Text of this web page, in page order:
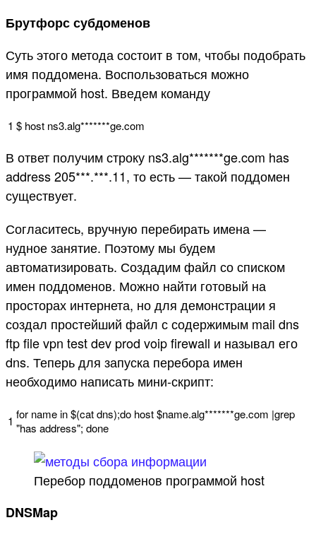
Брутфорс субдоменов
Суть этого метода состоит в том, чтобы подобрать
имя поддомена. Воспользоваться можно
программой host. Введем команду
1 $ host ns3.alg*******ge.com
В ответ получим строку ns3.alg*******ge.com has
address 205***.***.11, то есть — такой поддомен
существует.
Согласитесь, вручную перебирать имена —
нудное занятие. Поэтому мы будем
автоматизировать. Создадим файл со списком
имен поддоменов. Можно найти готовый на
просторах интернета, но для демонстрации я
создал простейший файл с содержимым mail dns
ftp file vpn test dev prod voip firewall и называл его
dns. Теперь для запуска перебора имен
необходимо написать мини-скрипт:
1 for namein$(catdns);do host$name.alg*******ge.com |grep
"has address"; done
Перебор поддоменов программой host
DNSMap